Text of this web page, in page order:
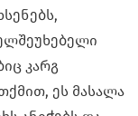
კარგ
ეს მასალა